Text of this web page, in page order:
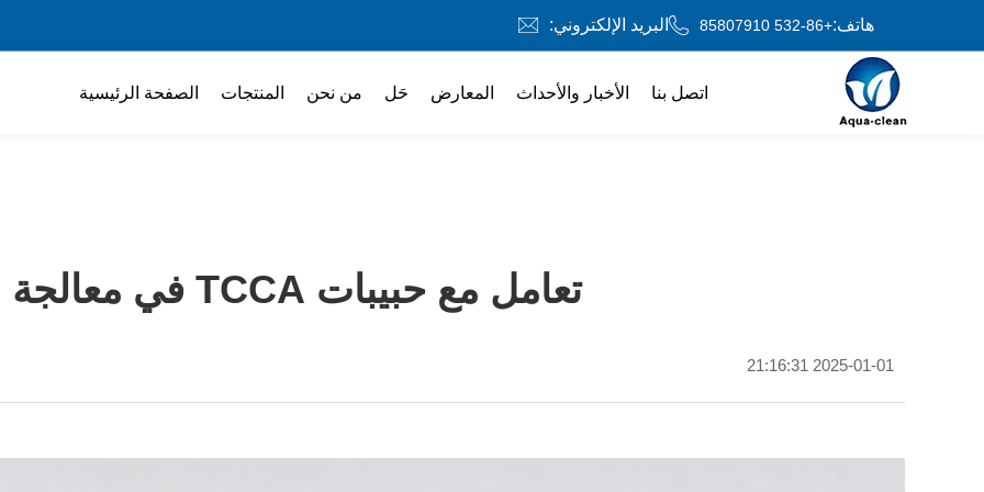
هاتف:+86-532 85807910 البريد الإلكتروني:
الصفحة الرئيسية المنتجات من نحن حَل المعارض الأخبار والأحداث اتصل بنا
تعامل مع حبيبات TCCA في معالجة المياه
2025-01-01 21:16:31